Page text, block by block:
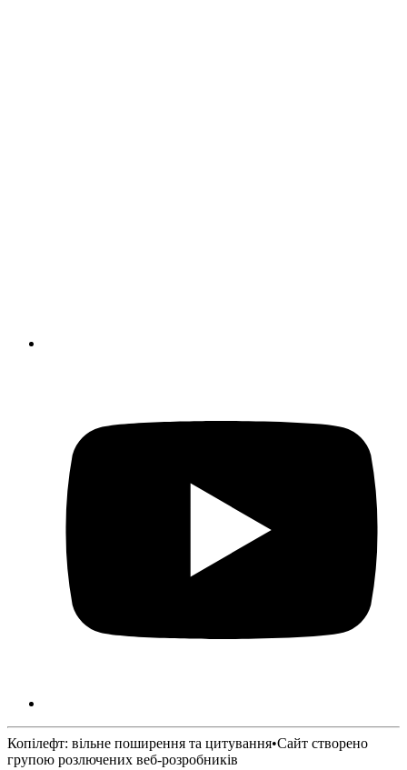
Копілефт: вільне поширення та цитування•Сайт створено
групою розлючених веб-розробників